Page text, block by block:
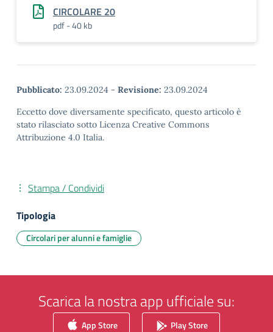
CIRCOLARE 20
pdf - 40 kb
Pubblicato: 23.09.2024 - Revisione: 23.09.2024
Eccetto dove diversamente specificato, questo articolo è
stato rilasciato sotto Licenza Creative Commons
Attribuzione 4.0 Italia.
Stampa / Condividi
Tipologia
Circolari per alunni e famiglie
Scarica la nostra app ufficiale su:
App Store Play Store